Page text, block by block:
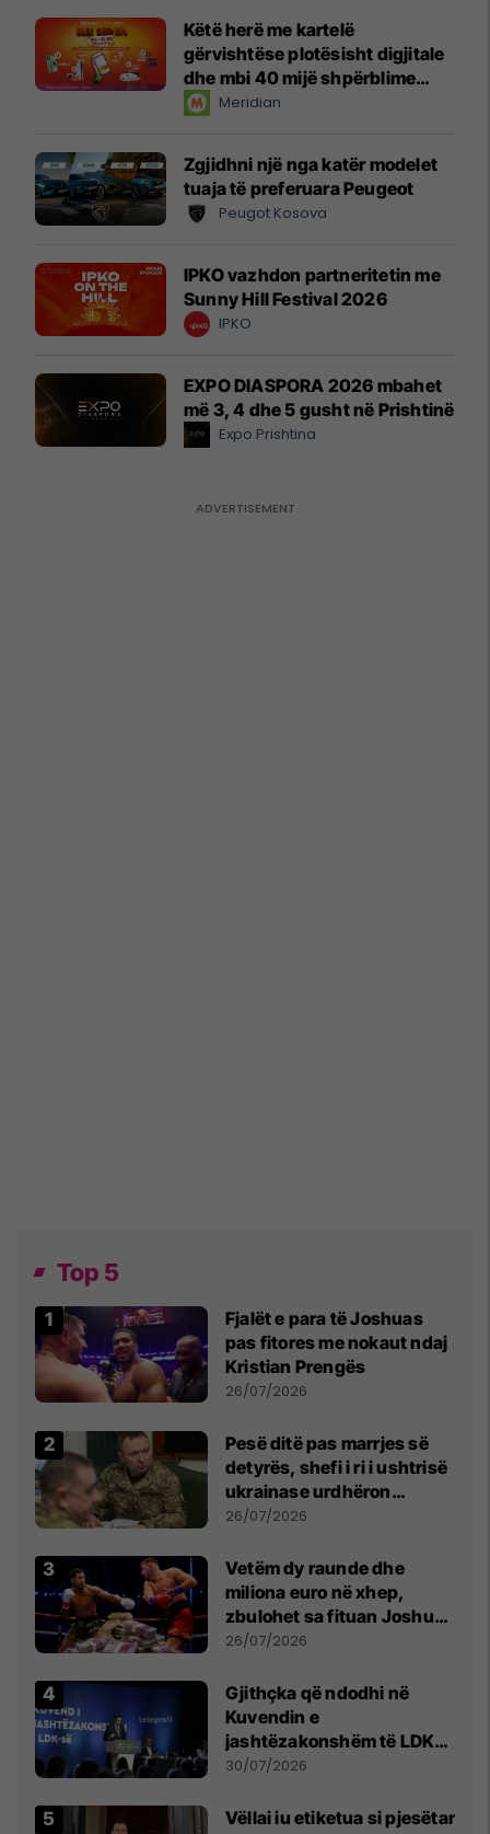
Këtë herë me kartelë
gërvishtëse plotësisht digjitale
dhe mbi 40 mijë shpërblime
instant!Meridian
Zgjidhni një nga katër modelet
tuaja të preferuara Peugeot
Peugot Kosova
IPKO vazhdon partneritetin me
Sunny Hill Festival 2026
IPKO
EXPO DIASPORA 2026 mbahet
më 3, 4 dhe 5 gusht në Prishtinë
Expo Prishtina
Top 5
Fjalët e para të Joshuas
pas fitores me nokaut ndaj
Kristian Prengës
26/07/2026
Pesë ditë pas marrjes së
detyrës, shefi i ri i ushtrisë
ukrainase urdhëron
kontroll të madh
26/07/2026
Vetëm dy raunde dhe
miliona euro në xhep,
zbulohet sa fituan Joshua
e Prenga
26/07/2026
Gjithçka që ndodhi në
Kuvendin e
jashtëzakonshëm të LDK-
së
30/07/2026
Vëllai iu etiketua si pjesëtar